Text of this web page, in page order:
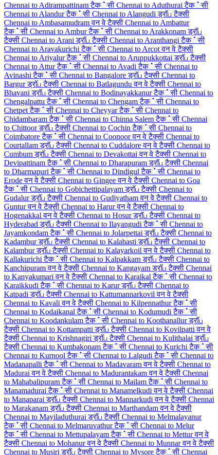
Chennai to Adirampattinam टैक்सी Chennai to Aduthurai टैक்सी
Chennai to Alandur टैक்सी Chennai to Alangudi ड्रॉப टैक्सी
Chennai to Ambasamudram वन वे टैक्सी Chennai to Ambattur
टैक்सी Chennai to Ambur टैक்सी Chennai to Arakkonam ड्रॉப
टैक्सी Chennai to Arani ड्रॉப टैक्सी Chennai to Aranthangi टैक்सी
Chennai to Aravakurichi टैक்सी Chennai to Arcot वन वे टैक्सी
Chennai to Ariyalur टैक்सी Chennai to Aruppukkottai ड्रॉப टैक्सी
Chennai to Attur टैक்सी Chennai to Avadi टैक்सी Chennai to
Avinashi टैक்सी Chennai to Bangalore ड्रॉப टैक्सी Chennai to
Bargur ड्रॉப टैक्सी Chennai to Batlagundu वन वे टैक्सी Chennai to
Bhavani ड्रॉப टैक्सी Chennai to Bodinayakkanur टैक்सी Chennai to
Chengalpattu टैक்सी Chennai to Chengam टैक்सी Chennai to
Chetpet टैक்सी Chennai to Cheyyar टैक்सी Chennai to
Chidambaram टैक்सी Chennai to Chinna Salem टैक்सी Chennai
to Chittoor ड्रॉப टैक्सी Chennai to Cochin टैक்सी Chennai to
Coimbatore टैक்सी Chennai to Coonoor वन वे टैक्सी Chennai to
Courtallam ड्रॉப टैक्सी Chennai to Cuddalore वन वे टैक्सी Chennai to
Cumbum ड्रॉப टैक्सी Chennai to Devakottai वन वे टैक्सी Chennai to
Devipattinam टैक்सी Chennai to Dharapuram ड्रॉப टैक्सी Chennai
to Dharmapuri टैक்सी Chennai to Dindigul टैक்सी Chennai to
Erode वन वे टैक्सी Chennai to Gingee वन वे टैक्सी Chennai to Goa
टैक்सी Chennai to Gobichettipalayam ड्रॉப टैक्सी Chennai to
Gudalur ड्रॉப टैक्सी Chennai to Gudiyatham वन वे टैक्सी Chennai to
Guntur वन वे टैक्सी Chennai to Harur वन वे टैक्सी Chennai to
Hogenakkal वन वे टैक्सी Chennai to Hosur ड्रॉப टैक्सी Chennai to
Hyderabad ड्रॉப टैक्सी Chennai to Ilayangudi टैक்सी Chennai to
Jayamkondam टैक்सी Chennai to Jolarpettai ड्रॉப टैक्सी Chennai to
Kadambur ड्रॉப टैक्सी Chennai to Kalahasti ड्रॉப टैक्सी Chennai to
Kalambur ड्रॉப टैक्सी Chennai to Kalayarkoil वन वे टैक्सी Chennai to
Kallakurichi टैक்सी Chennai to Kalpakkam ड्रॉப टैक्सी Chennai to
Kanchipuram वन वे टैक्सी Chennai to Kangayam ड्रॉப टैक्सी Chennai
to Kanyakumari वन वे टैक्सी Chennai to Karaikal टैक்सी Chennai to
Karaikkudi टैक்सी Chennai to Karur ड्रॉப टैक्सी Chennai to
Katpadi ड्रॉப टैक्सी Chennai to Kattumannarkovil वन वे टैक्सी
Chennai to Kavali वन वे टैक्सी Chennai to Kilpennathur टैक்सी
Chennai to Kodaikanal टैक்सी Chennai to Kodumudi टैक்सी
Chennai to Koodankulam टैक்सी Chennai to Koothanallur ड्रॉப
टैक्सी Chennai to Kottampatti ड्रॉப टैक्सी Chennai to Kovilpatti वन वे
टैक्सी Chennai to Krishnagiri ड्रॉப टैक्सी Chennai to Kulithalai ड्रॉப
टैक्सी Chennai to Kumbakonam टैक்सी Chennai to Kurichi टैक்सी
Chennai to Kurnool टैक்सी Chennai to Lalgudi टैक்सी Chennai to
Madanapalli टैक்सी Chennai to Madavaram वन वे टैक्सी Chennai to
Madurai वन वे टैक्सी Chennai to Madurantakam वन वे टैक्सी Chennai
to Mahabalipuram टैक்सी Chennai to Mailam टैक்सी Chennai to
Manamadurai टैक்सी Chennai to Manamelkudi वन वे टैक्सी Chennai
to Manaparai ड्रॉப टैक्सी Chennai to Mannarkudi वन वे टैक्सी Chennai
to Marakanam ड्रॉப टैक्सी Chennai to Marthandam वन वे टैक्सी
Chennai to Mayiladuthurai ड्रॉப टैक्सी Chennai to Melmalayanur
टैक்सी Chennai to Melmaruvathur टैक்सी Chennai to Melur
टैक்सी Chennai to Mettupalayam टैक்सी Chennai to Mettur वन वे
टैक्सी Chennai to Mohanur वन वे टैक्सी Chennai to Munnar वन वे टैक्सी
Chennai to Musiri ड्रॉப टैक्सी Chennai to Mysore टैक்सी Chennai